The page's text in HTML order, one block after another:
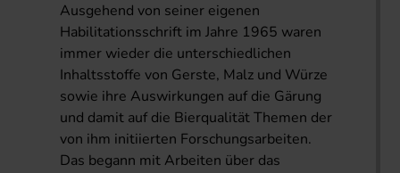
Ausgehend von seiner eigenen
Habilitationsschrift im Jahre 1965 waren
immer wieder die unterschiedlichen
Inhaltsstoffe von Gerste, Malz und Würze
sowie ihre Auswirkungen auf die Gärung
und damit auf die Bierqualität Themen der
von ihm initiierten Forschungsarbeiten.
Das begann mit Arbeiten über das